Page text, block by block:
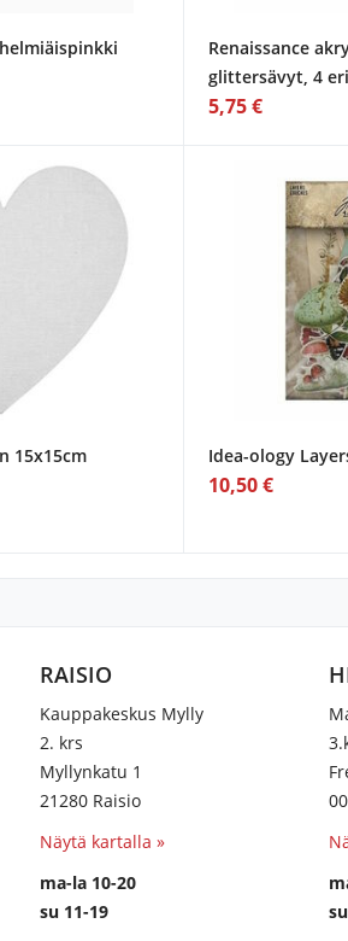
Renaissance
glittersävyt, 4
5,75 €
15x15cm Idea-ology
10,50 €
RAISIO
Kauppakeskus Mylly
2. krs
Myllynkatu 1
21280 Raisio
Näytä kartalla »
ma-la 10-20
su 11-19